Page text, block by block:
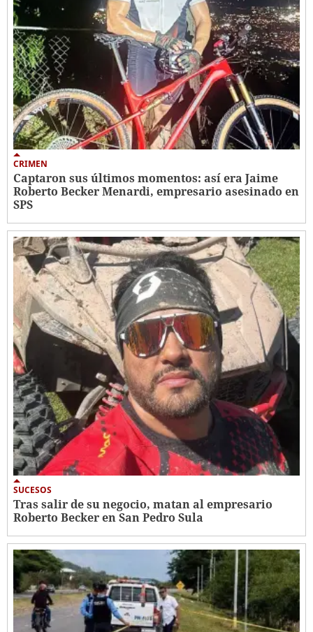
CRIMEN
Captaron sus últimos momentos: así era Jaime
Roberto Becker Menardi​​​, empresario asesinado en
SPS
SUCESOS
Tras salir de su negocio, matan al empresario
Roberto Becker en San Pedro Sula